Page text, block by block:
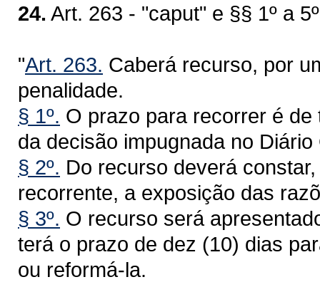
24. Art. 263 - "caput" e §§ 1º a
"Art. 263. Caberá recurso, por
penalidade.
§ 1º. O prazo para recorrer é
da decisão impugnada no
§ 2º. Do recurso deverá
recorrente, a exposição das
§ 3º. O recurso será
terá o prazo de dez (10) dias
ou reformá-la.